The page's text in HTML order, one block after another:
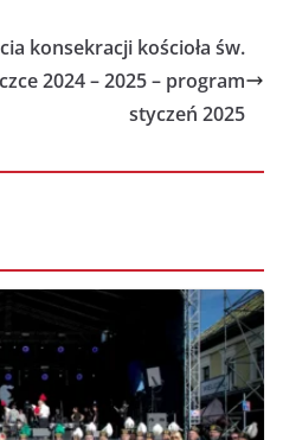
konsekracji kościoła św.
2024 – 2025 – program
styczeń 2025